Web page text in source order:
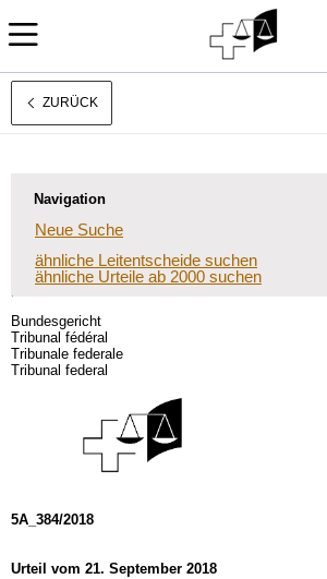
Français
ZURÜCK
Navigation
Neue Suche
ähnliche Leitentscheide suchen
ähnliche Urteile ab 2000 suchen
Bundesgericht
Tribunal fédéral
Tribunale federale
Tribunal federal
5A_384/2018
Urteil vom 21. September 2018